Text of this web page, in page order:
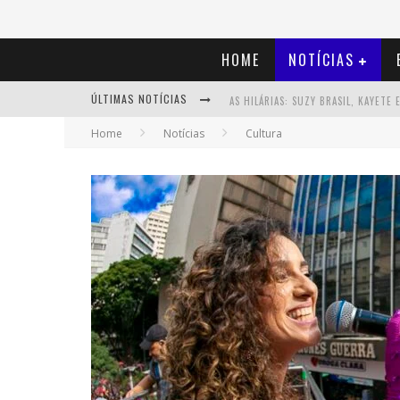
HOME NOTÍCIAS
ÚLTIMAS NOTÍCIAS
Home Notícias Cultura